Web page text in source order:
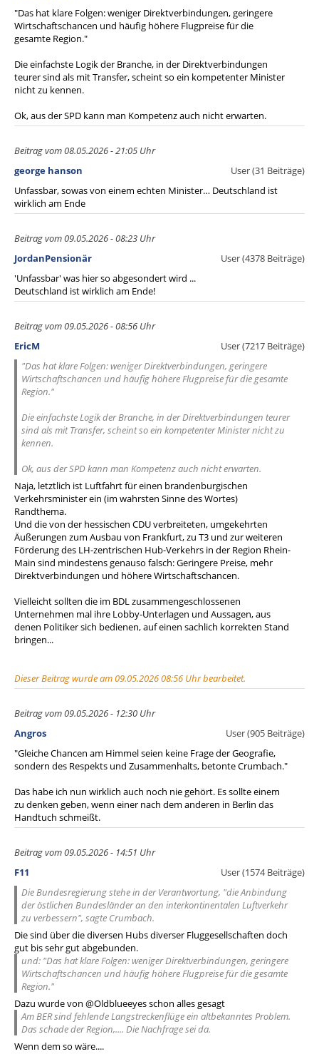
"Das hat klare Folgen: weniger Direktverbindungen, geringere
Wirtschaftschancen und häufig höhere Flugpreise für die
gesamte Region."
Die einfachste Logik der Branche, in der Direktverbindungen
teurer sind als mit Transfer, scheint so ein kompetenter Minister
nicht zu kennen.
Ok, aus der SPD kann man Kompetenz auch nicht erwarten.
Beitrag vom 08.05.2026 - 21:05 Uhr
george hanson
User (31 Beiträge)
Unfassbar, sowas von einem echten Minister… Deutschland ist
wirklich am Ende
Beitrag vom 09.05.2026 - 08:23 Uhr
JordanPensionär
User (4378 Beiträge)
'Unfassbar' was hier so abgesondert wird ...
Deutschland ist wirklich am Ende!
Beitrag vom 09.05.2026 - 08:56 Uhr
EricM
User (7217 Beiträge)
"Das hat klare Folgen: weniger Direktverbindungen, geringere
Wirtschaftschancen und häufig höhere Flugpreise für die gesamte
Region."
Die einfachste Logik der Branche, in der Direktverbindungen teurer
sind als mit Transfer, scheint so ein kompetenter Minister nicht zu
kennen.
Ok, aus der SPD kann man Kompetenz auch nicht erwarten.
Naja, letztlich ist Luftfahrt für einen brandenburgischen
Verkehrsminister ein (im wahrsten Sinne des Wortes)
Randthema.
Und die von der hessischen CDU verbreiteten, umgekehrten
Äußerungen zum Ausbau von Frankfurt, zu T3 und zur weiteren
Förderung des LH-zentrischen Hub-Verkehrs in der Region Rhein-
Main sind mindestens genauso falsch: Geringere Preise, mehr
Direktverbindungen und höhere Wirtschaftschancen.
Vielleicht sollten die im BDL zusammengeschlossenen
Unternehmen mal ihre Lobby-Unterlagen und Aussagen, aus
denen Politiker sich bedienen, auf einen sachlich korrekten Stand
bringen...
Dieser Beitrag wurde am 09.05.2026 08:56 Uhr bearbeitet.
Beitrag vom 09.05.2026 - 12:30 Uhr
Angros
User (905 Beiträge)
"Gleiche Chancen am Himmel seien keine Frage der Geografie,
sondern des Respekts und Zusammenhalts, betonte Crumbach."
Das habe ich nun wirklich auch noch nie gehört. Es sollte einem
zu denken geben, wenn einer nach dem anderen in Berlin das
Handtuch schmeißt.
Beitrag vom 09.05.2026 - 14:51 Uhr
F11
User (1574 Beiträge)
Die Bundesregierung stehe in der Verantwortung, "die Anbindung
der östlichen Bundesländer an den interkontinentalen Luftverkehr
zu verbessern", sagte Crumbach.
Die sind über die diversen Hubs diverser Fluggesellschaften doch
gut bis sehr gut abgebunden.
und: "Das hat klare Folgen: weniger Direktverbindungen, geringere
Wirtschaftschancen und häufig höhere Flugpreise für die gesamte
Region."
Dazu wurde von @Oldblueeyes schon alles gesagt
Am BER sind fehlende Langstreckenflüge ein altbekanntes Problem.
Das schade der Region,.... Die Nachfrage sei da.
Wenn dem so wäre....